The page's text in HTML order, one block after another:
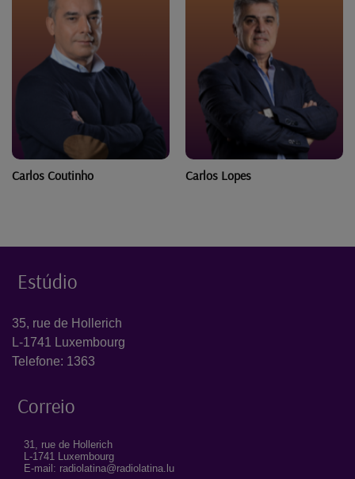
Carlos Coutinho Carlos Lopes
Estúdio
35, rue de Hollerich
L-1741 Luxembourg
Telefone: 1363
Correio
31, rue de Hollerich
L-1741 Luxembourg
E-mail: radiolatina@radiolatina.lu